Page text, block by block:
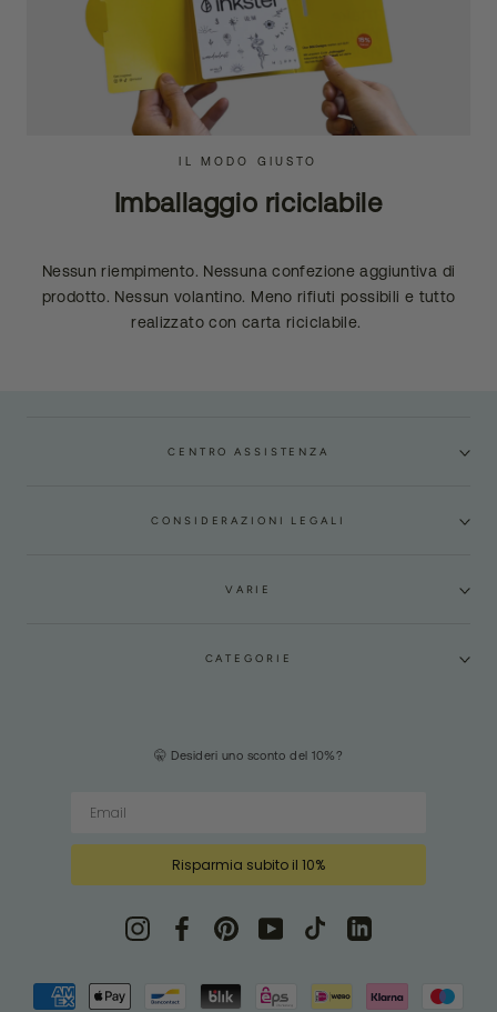
IL MODO GIUSTO
Imballaggio riciclabile
Nessun riempimento. Nessuna confezione aggiuntiva di
prodotto. Nessun volantino. Meno rifiuti possibili e tutto
realizzato con carta riciclabile.
CENTRO ASSISTENZA
CONSIDERAZIONI LEGALI
VARIE
CATEGORIE
🤫 Desideri uno sconto del 10%?
Risparmia subito il 10%